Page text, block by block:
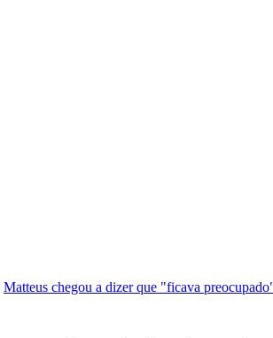
Matteus chegou a dizer que "ficava